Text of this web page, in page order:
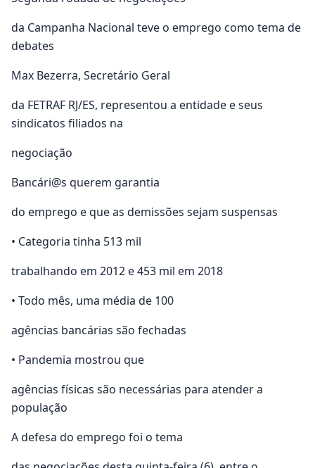
da Campanha Nacional teve o emprego como tema de
debates
Max Bezerra, Secretário Geral
da FETRAF RJ/ES, representou a entidade e seus
sindicatos filiados na
negociação
Bancári@s querem garantia
do emprego e que as demissões sejam suspensas
• Categoria tinha 513 mil
trabalhando em 2012 e 453 mil em 2018
• Todo mês, uma média de 100
agências bancárias são fechadas
• Pandemia mostrou que
agências físicas são necessárias para atender a
população
A defesa do emprego foi o tema